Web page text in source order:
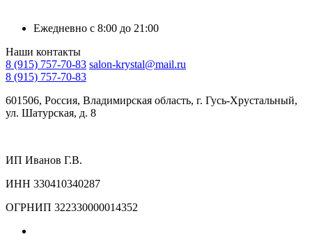
Ежедневно с 8:00 до 21:00
Наши контакты
8 (915) 757-70-83 salon-krystal@mail.ru
8 (915) 757-70-83
601506, Россия, Владимирская область, г. Гусь-Хрустальный,
ул. Шатурская, д. 8
ИП Иванов Г.В.
ИНН 330410340287
ОГРНИП 322330000014352